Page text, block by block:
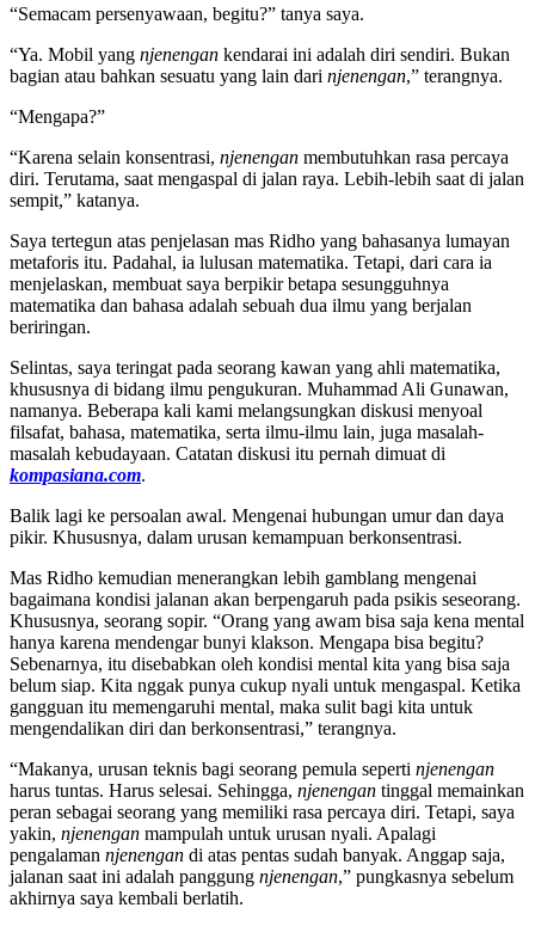
“Semacam persenyawaan, begitu?” tanya saya.
“Ya. Mobil yang njenengan kendarai ini adalah diri sendiri. Bukan
bagian atau bahkan sesuatu yang lain dari njenengan,” terangnya.
“Mengapa?”
“Karena selain konsentrasi, njenengan membutuhkan rasa percaya
diri. Terutama, saat mengaspal di jalan raya. Lebih-lebih saat di jalan
sempit,” katanya.
Saya tertegun atas penjelasan mas Ridho yang bahasanya lumayan
metaforis itu. Padahal, ia lulusan matematika. Tetapi, dari cara ia
menjelaskan, membuat saya berpikir betapa sesungguhnya
matematika dan bahasa adalah sebuah dua ilmu yang berjalan
beriringan.
Selintas, saya teringat pada seorang kawan yang ahli matematika,
khususnya di bidang ilmu pengukuran. Muhammad Ali Gunawan,
namanya. Beberapa kali kami melangsungkan diskusi menyoal
filsafat, bahasa, matematika, serta ilmu-ilmu lain, juga masalah-
masalah kebudayaan. Catatan diskusi itu pernah dimuat di
kompasiana.com.
Balik lagi ke persoalan awal. Mengenai hubungan umur dan daya
pikir. Khususnya, dalam urusan kemampuan berkonsentrasi.
Mas Ridho kemudian menerangkan lebih gamblang mengenai
bagaimana kondisi jalanan akan berpengaruh pada psikis seseorang.
Khususnya, seorang sopir. “Orang yang awam bisa saja kena mental
hanya karena mendengar bunyi klakson. Mengapa bisa begitu?
Sebenarnya, itu disebabkan oleh kondisi mental kita yang bisa saja
belum siap. Kita nggak punya cukup nyali untuk mengaspal. Ketika
gangguan itu memengaruhi mental, maka sulit bagi kita untuk
mengendalikan diri dan berkonsentrasi,” terangnya.
“Makanya, urusan teknis bagi seorang pemula seperti njenengan
harus tuntas. Harus selesai. Sehingga, njenengan tinggal memainkan
peran sebagai seorang yang memiliki rasa percaya diri. Tetapi, saya
yakin, njenengan mampulah untuk urusan nyali. Apalagi
pengalaman njenengan di atas pentas sudah banyak. Anggap saja,
jalanan saat ini adalah panggung njenengan,” pungkasnya sebelum
akhirnya saya kembali berlatih.